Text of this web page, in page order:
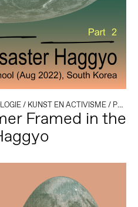
/ KUNST EN ACTIVISME/ POLITIEK EN TECHNOLOGIE
Framed in the